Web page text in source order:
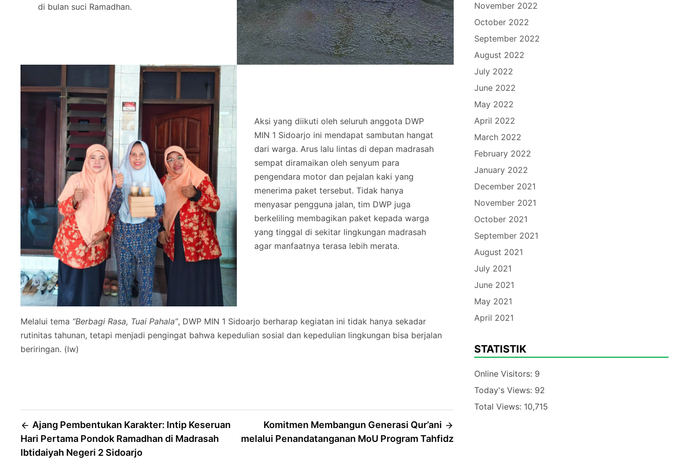
di bulan suci Ramadhan.
Aksi yang diikuti oleh seluruh anggota DWP
MIN 1 Sidoarjo ini mendapat sambutan hangat
dari warga. Arus lalu lintas di depan madrasah
sempat diramaikan oleh senyum para
pengendara motor dan pejalan kaki yang
menerima paket tersebut. Tidak hanya
menyasar pengguna jalan, tim DWP juga
berkeliling membagikan paket kepada warga
yang tinggal di sekitar lingkungan madrasah
agar manfaatnya terasa lebih merata.
Melalui tema “Berbagi Rasa, Tuai Pahala”, DWP MIN 1 Sidoarjo berharap kegiatan ini tidak hanya sekadar
rutinitas tahunan, tetapi menjadi pengingat bahwa kepedulian sosial dan kepedulian lingkungan bisa berjalan
beriringan. (lw)
Post
navigation
Ajang Pembentukan Karakter: Intip Keseruan
Hari Pertama Pondok Ramadhan di Madrasah
Ibtidaiyah Negeri 2 Sidoarjo
Komitmen Membangun Generasi Qur’ani
melalui Penandatanganan MoU Program Tahfidz
November 2022
October 2022
September 2022
August 2022
July 2022
June 2022
May 2022
April 2022
March 2022
February 2022
January 2022
December 2021
November 2021
October 2021
September 2021
August 2021
July 2021
June 2021
May 2021
April 2021
STATISTIK
Online Visitors: 9
Today's Views: 92
Total Views: 10,715